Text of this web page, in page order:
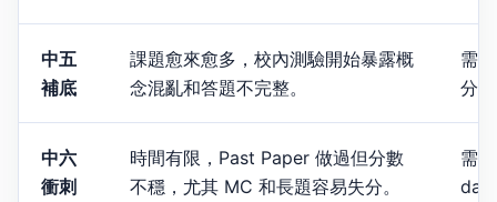
中五
補底
課題愈來愈多，校內測驗開始暴露概
念混亂和答題不完整。
需
分
中六
衝刺
時間有限，Past Paper 做過但分數
不穩，尤其 MC 和長題容易失分。
需